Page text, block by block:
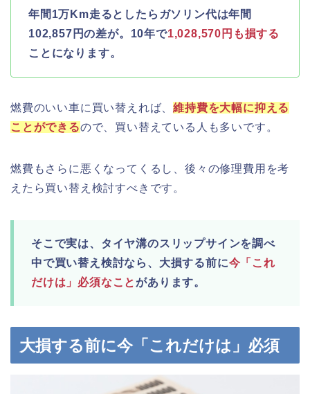
年間1万Km走るとしたらガソリン代は年間
102,857円の差が。10年で1,028,570円も損する
ことになります。
燃費のいい車に買い替えれば、維持費を大幅に抑える
ことができるので、買い替えている人も多いです。
燃費もさらに悪くなってくるし、後々の修理費用を考
えたら買い替え検討すべきです。
そこで実は、タイヤ溝のスリップサインを調べ
中で買い替え検討なら、大損する前に今「これ
だけは」必須なこと があります。
大損する前に今「これだけは」必須